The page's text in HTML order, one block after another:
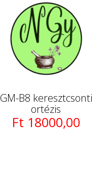
GM-B8 keresztcsonti
ortézis
Ft 18000,00